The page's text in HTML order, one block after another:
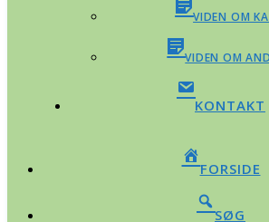
VIDEN OM
VIDEN OM
KONTAKT
FORSIDE
SØG